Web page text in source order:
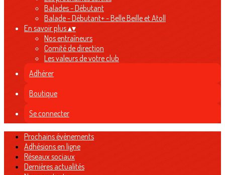
Balades - Débutant
Balade - Débutant+ - Belle Beille et Atoll
En savoir plus▴▾
Nos entraîneurs
Comité de direction
Les valeurs de votre club
Adhérer
Boutique
Se connecter
Prochains évènements
Adhésions en ligne
Réseaux sociaux
Dernières actualités